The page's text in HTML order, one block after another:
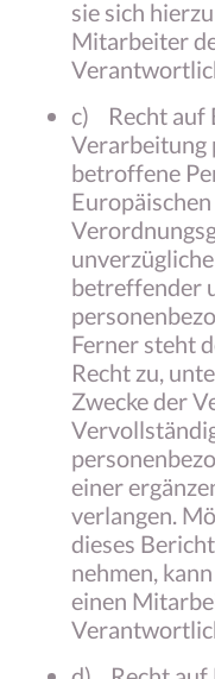
sie sich
Mitarbeiter
c) Recht auf
Verarbeitung
betroffene
betreffender
Ferner steht
Recht zu,
Zwecke der
einer
verlangen.
dieses
nehmen,
einen